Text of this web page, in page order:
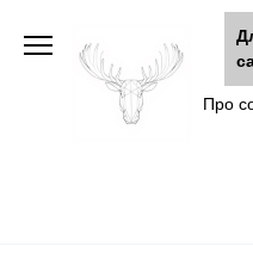
содержанию
Про